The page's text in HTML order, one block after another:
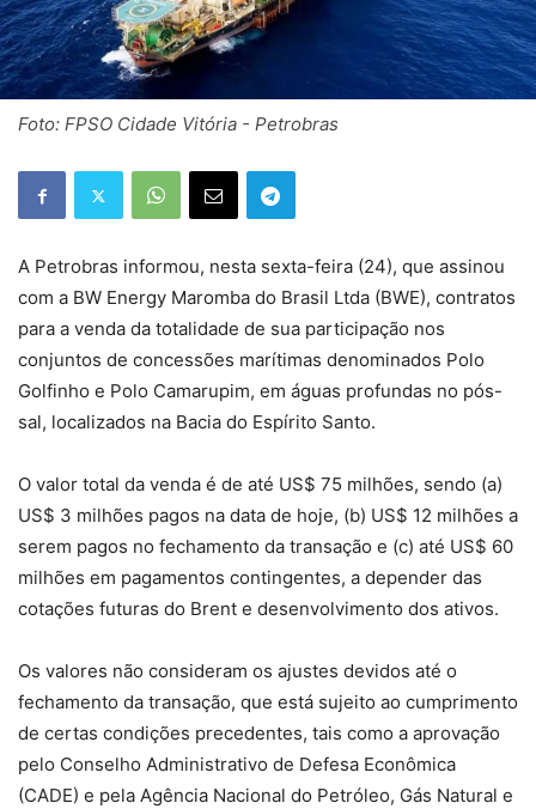
Foto: FPSO Cidade Vitória - Petrobras
A Petrobras informou, nesta sexta-feira (24), que assinou
com a BW Energy Maromba do Brasil Ltda (BWE), contratos
para a venda da totalidade de sua participação nos
conjuntos de concessões marítimas denominados Polo
Golfinho e Polo Camarupim, em águas profundas no pós-
sal, localizados na Bacia do Espírito Santo.
O valor total da venda é de até US$ 75 milhões, sendo (a)
US$ 3 milhões pagos na data de hoje, (b) US$ 12 milhões a
serem pagos no fechamento da transação e (c) até US$ 60
milhões em pagamentos contingentes, a depender das
cotações futuras do Brent e desenvolvimento dos ativos.
Os valores não consideram os ajustes devidos até o
fechamento da transação, que está sujeito ao cumprimento
de certas condições precedentes, tais como a aprovação
pelo Conselho Administrativo de Defesa Econômica
(CADE) e pela Agência Nacional do Petróleo, Gás Natural e